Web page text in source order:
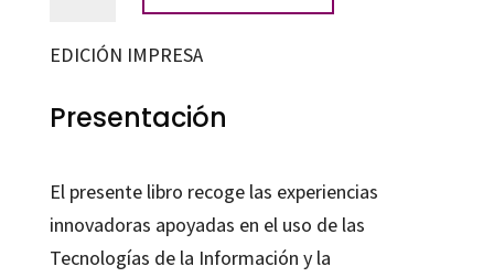
y
cantidad
EDICIÓN IMPRESA
Presentación
El presente libro recoge las experiencias
innovadoras apoyadas en el uso de las
Tecnologías de la Información y la